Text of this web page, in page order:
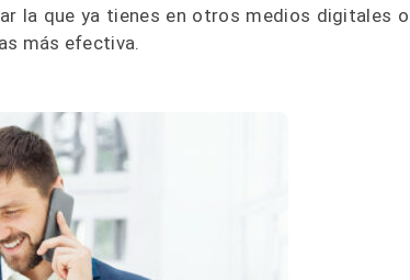
la que ya tienes en otros medios digitales o
más efectiva.